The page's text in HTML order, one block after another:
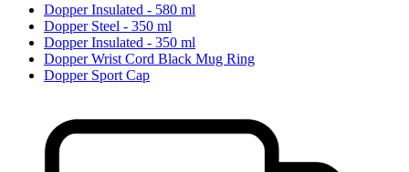
Dopper Insulated - 580 ml
Dopper Steel - 350 ml
Dopper Insulated - 350 ml
Dopper Wrist Cord Black Mug Ring
Dopper Sport Cap